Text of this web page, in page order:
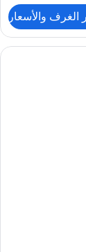
الغرف والأسعار